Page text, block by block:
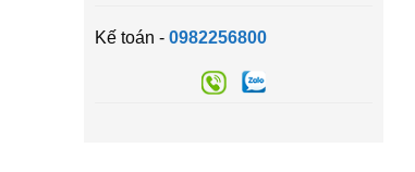
Kế toán - 0982256800